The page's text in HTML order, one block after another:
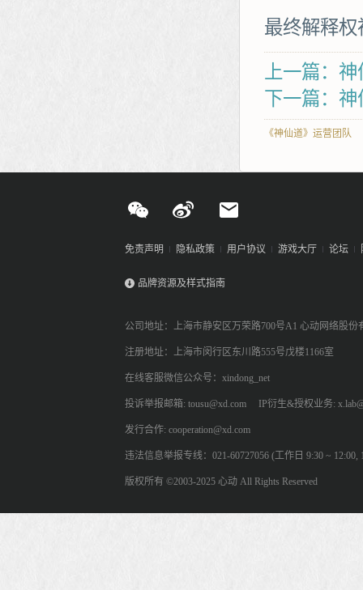
最终解释
上一篇：
下一篇：
《神仙道》运营团队
免责声明 隐私政策 用户协议 游戏大厅 论坛
品牌资源及样式指南
公司地址：上海市静安区万荣路700号A1 心动网络股份
注册地址：上海市闵行区东川路555号戊楼1166室
在线客服微信公众号：xindong_net
投诉举报邮箱: tousu@xd.com IP衍生&授权业务:
发行合作: cooperation@xd.com
违法信息举报专线：021-60727056 (工作日 9:30 ~ 12:00,
版权所有 ©2003-2025 心动 All Rights Reserved